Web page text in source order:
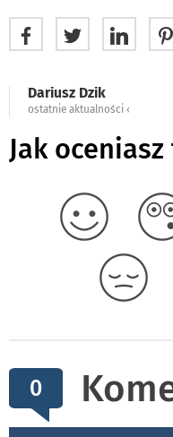
Dariusz Dzik
ostatnie aktualności ‹
Jak
0